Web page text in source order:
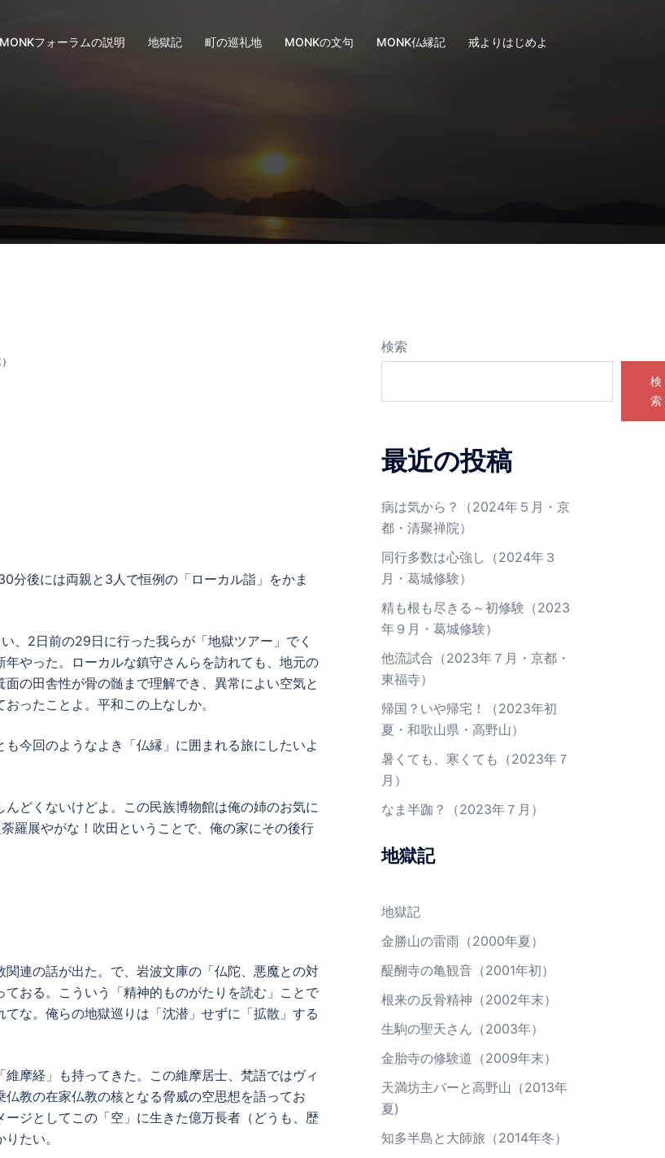
MONKフォーラムの説明 地獄記 町の巡礼地 MONKの文句 MONK仏縁記 戒よりはじめよ
分後には両親と3人で恒例の「ローカル詣」をかま
、2日前の29日に行った我らが「地獄ツアー」でく
やった。ローカルな鎮守さんらを訪れても、地元の
の田舎性が骨の髄まで理解でき、異常によい空気と
ったことよ。平和この上なしか。
今回のようなよき「仏縁」に囲まれる旅にしたいよ
どくないけどよ。この民族博物館は俺の姉のお気に
羅展やがな！吹田ということで、俺の家にその後行
連の話が出た。で、岩波文庫の「仏陀、悪魔との対
おる。こういう「精神的ものがたりを読む」ことで
な。俺らの地獄巡りは「沈潜」せずに「拡散」する
摩経」も持ってきた。この維摩居士、梵語ではヴィ
教の在家仏教の核となる脅威の空思想を語ってお
ジとしてこの「空」に生きた億万長者（どうも、歴
たい。
検索
検
索
最近の投稿
病は気から？（2024年５月・京
都・清聚禅院）
同行多数は心強し（2024年３
月・葛城修験）
精も根も尽きる～初修験（2023
年９月・葛城修験）
他流試合（2023年７月・京都・
東福寺）
帰国？いや帰宅！（2023年初
夏・和歌山県・高野山）
暑くても、寒くても（2023年７
月）
なま半跏？（2023年７月）
地獄記
地獄記
金勝山の雷雨（2000年夏）
醍醐寺の亀観音（2001年初）
根来の反骨精神（2002年末）
生駒の聖天さん（2003年）
金胎寺の修験道（2009年末）
天満坊主バーと高野山（2013年
夏)
知多半島と大師旅（2014年冬）